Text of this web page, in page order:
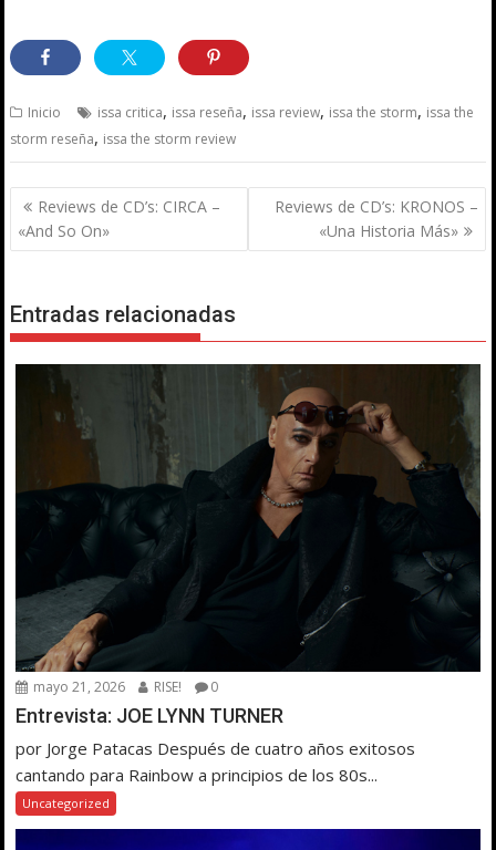
Inicio issa critica, issa reseña, issa review, issa the storm, issa the
storm reseña, issa the storm review
Navegación
de
entradas
Reviews de CD’s: CIRCA –
«And So On»
Reviews de CD’s: KRONOS –
«Una Historia Más»
Entradas relacionadas
mayo 21, 2026 RISE! 0
Entrevista: JOE LYNN TURNER
por Jorge Patacas Después de cuatro años exitosos
cantando para Rainbow a principios de los 80s...
Uncategorized